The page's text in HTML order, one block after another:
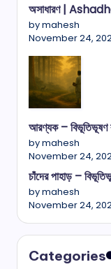
অসাধারণ |
by mahesh
November 24,
আরণ্যক – বিভূতিভূষণ
by mahesh
November 24,
চাঁদের পাহাড় –
by mahesh
November 24,
Categories